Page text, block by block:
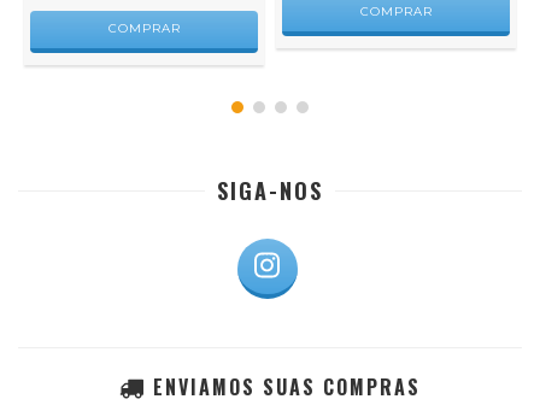
COMPRAR
COMPRAR
SIGA-NOS
ENVIAMOS SUAS COMPRAS